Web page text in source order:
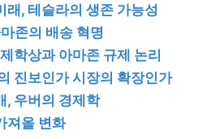
래, 테슬라의 생존 가능성
존의 배송 혁명
학상과 아마존 규제 논리
진보인가 시장의 확장인가
, 우버의 경제학
져올 변화